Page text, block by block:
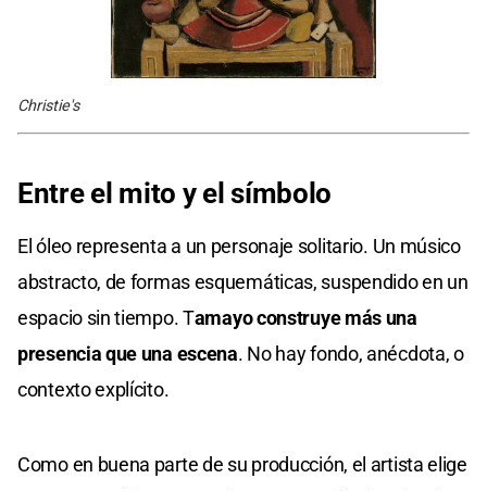
Christie's
Entre el mito y el símbolo
El óleo representa a un personaje solitario. Un músico
abstracto, de formas esquemáticas, suspendido en un
espacio sin tiempo. Tamayo construye más una
presencia que una escena. No hay fondo, anécdota, o
contexto explícito.
Como en buena parte de su producción, el artista elige